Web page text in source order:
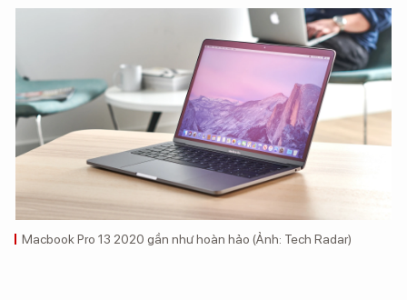
Macbook Pro 13 2020 gần như hoàn hảo (Ảnh: Tech Radar)